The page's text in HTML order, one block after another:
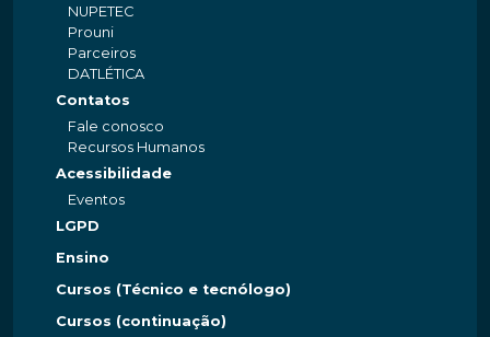
NUPETEC
Prouni
Parceiros
DATLÉTICA
Contatos
Fale conosco
Recursos Humanos
Acessibilidade
Eventos
LGPD
Ensino
Cursos (Técnico e tecnólogo)
Cursos (continuação)